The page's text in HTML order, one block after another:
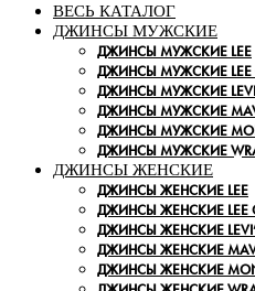
ВЕСЬ КАТАЛОГ
ДЖИНСЫ МУЖСКИЕ
ДЖИНСЫ МУЖСКИЕ LEE
ДЖИНСЫ МУЖСКИЕ LEE
ДЖИНСЫ МУЖСКИЕ
ДЖИНСЫ МУЖСКИЕ
ДЖИНСЫ МУЖСКИЕ
ДЖИНСЫ МУЖСКИЕ
ДЖИНСЫ ЖЕНСКИЕ
ДЖИНСЫ ЖЕНСКИЕ LEE
ДЖИНСЫ ЖЕНСКИЕ LEE
ДЖИНСЫ ЖЕНСКИЕ
ДЖИНСЫ ЖЕНСКИЕ
ДЖИНСЫ ЖЕНСКИЕ